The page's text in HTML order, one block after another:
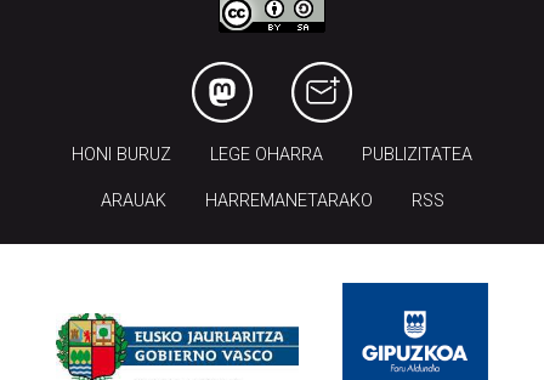
HONI BURUZ LEGE OHARRA PUBLIZITATEA
ARAUAK HARREMANETARAKO RSS